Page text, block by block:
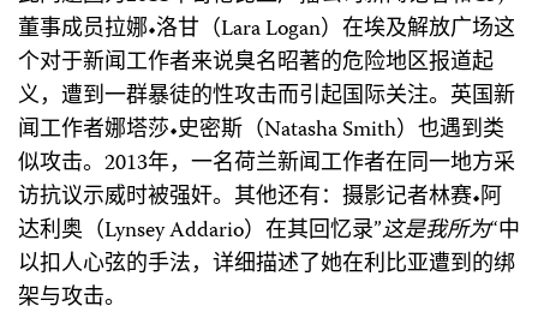
董事成员拉娜•洛甘（Lara Logan）在埃及解放广场这
个对于新闻工作者来说臭名昭著的危险地区报道起
义，遭到一群暴徒的性攻击而引起国际关注。英国新
闻工作者娜塔莎•史密斯（Natasha Smith）也遇到类
似攻击。2013年，一名荷兰新闻工作者在同一地方采
访抗议示威时被强奸。其他还有：摄影记者林赛•阿
达利奥（Lynsey Addario）在其回忆录”这是我所为“中
以扣人心弦的手法，详细描述了她在利比亚遭到的绑
架与攻击。